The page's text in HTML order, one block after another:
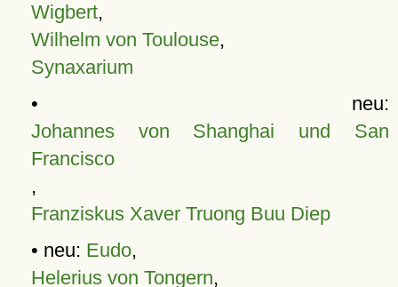
Wigbert,
Wilhelm von Toulouse,
Synaxarium
• neu:
Johannes von Shanghai und San
Francisco
,
Franziskus Xaver Truong Buu Diep
• neu: Eudo,
Helerius von Tongern,